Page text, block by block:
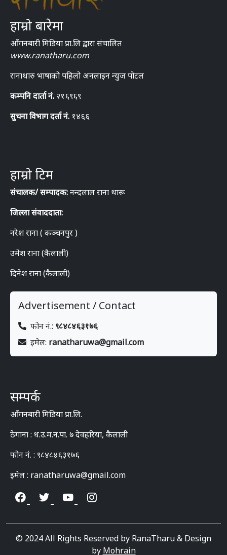
हाम्रो बारेमा
आँगनबारी मिडिया प्रा.लि द्वारा संचालित
www.ranatharu.com
रानाथारु भाषाको पहिलो अनलाइन न्युज पोटल
कम्पनि दार्ता नं. २१६९६९
सुचना विभाग दर्ता नं. १४६६
हाम्रो टिम
संचालक/ सम्पादक:नन्दलाल राना थारू
जिल्ला संवाददाता:
नरेश राना ( कञ्चनपुर )
उमेश राना (कैलाली)
दिनेश राना (कैलाली)
Advertisement / Contact
फोन नं.: ९८४८४६३१७६
इमेल: ranatharuwa@gmail.com
सम्पर्क
आँगनबारी मिडिया प्रा.लि.
ठेगाना : ध.उ.म.न.पा. ७ देवहरिया, कैलाली
फोन नं. : ९८४८४६३१७६
इमेल : ranatharuwa@gmail.com
© 2024 All Rights Reserved by RanaTharu & Design
by Mohrain